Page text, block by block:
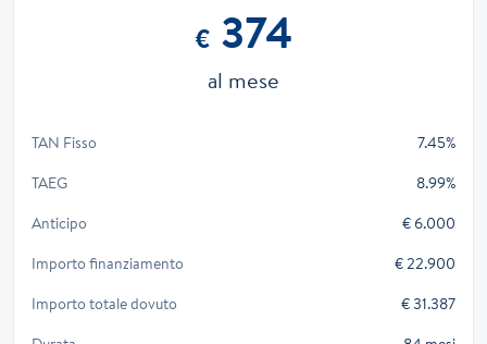
€374
al mese
TAN Fisso
7.45%
TAEG
8.99%
Anticipo
€ 6.000
Importo finanziamento
€ 22.900
Importo totale dovuto
€ 31.387